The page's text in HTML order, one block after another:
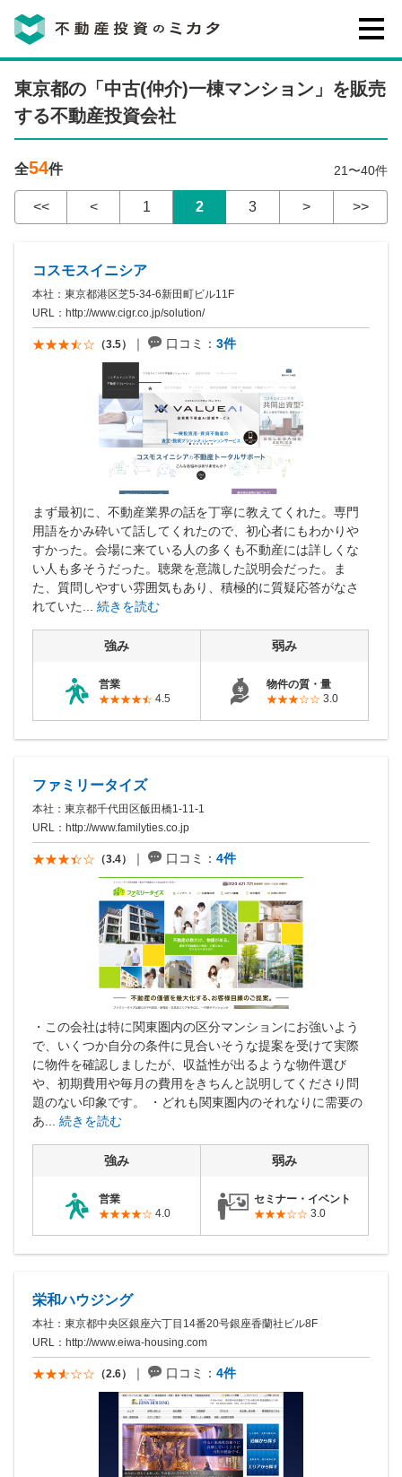
不動産投資のミカタとは
講座・セミナー
不動産投資会社の評判・口コミ
0120-146-460
営業時間：10:00〜19:00(土日祝も営業中) 定休日：水
電話する
東京都の「中古(仲介)一棟マンション」を販売
する不動産投資会社
全54件 21〜40件
<< < 1 2 3 > >>
コスモスイニシア
本社：東京都港区芝5-34-6新田町ビル11F
URL： http://www.cigr.co.jp/solution/
（3.5） 口コミ： 3件
まず最初に、不動産業界の話を丁寧に教えてくれた。専門
用語をかみ砕いて話してくれたので、初心者にもわかりや
すかった。会場に来ている人の多くも不動産には詳しくな
い人も多そうだった。聴衆を意識した説明会だった。ま
た、質問しやすい雰囲気もあり、積極的に質疑応答がなさ
れていた... 続きを読む
強み
営業
4.5
弱み
物件の質・量
3.0
ファミリータイズ
本社：東京都千代田区飯田橋1-11-1
URL： http://www.familyties.co.jp
（3.4） 口コミ： 4件
・この会社は特に関東圏内の区分マンションにお強いよう
で、いくつか自分の条件に見合いそうな提案を受けて実際
に物件を確認しましたが、収益性が出るような物件選び
や、初期費用や毎月の費用をきちんと説明してくださり問
題のない印象です。 ・どれも関東圏内のそれなりに需要の
あ... 続きを読む
強み
営業
4.0
弱み
セミナー・イベント
3.0
栄和ハウジング
本社：東京都中央区銀座六丁目14番20号銀座香蘭社ビル8F
URL： http://www.eiwa-housing.com
（2.6） 口コミ： 4件